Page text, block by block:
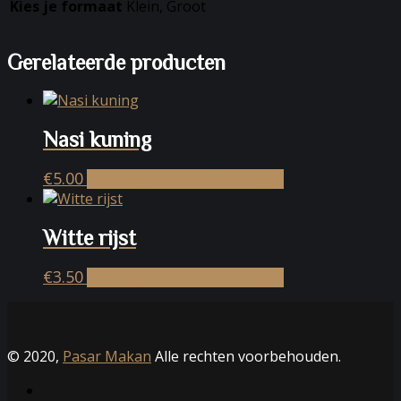
Kies je formaat Klein, Groot
Gerelateerde producten
Nasi kuning
€5.00
Witte rijst
€3.50
© 2020, Pasar Makan Alle rechten voorbehouden.